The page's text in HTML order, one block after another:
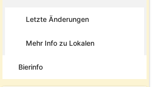
Letzte Änderungen
Mehr Info zu Lokalen
Bierinfo